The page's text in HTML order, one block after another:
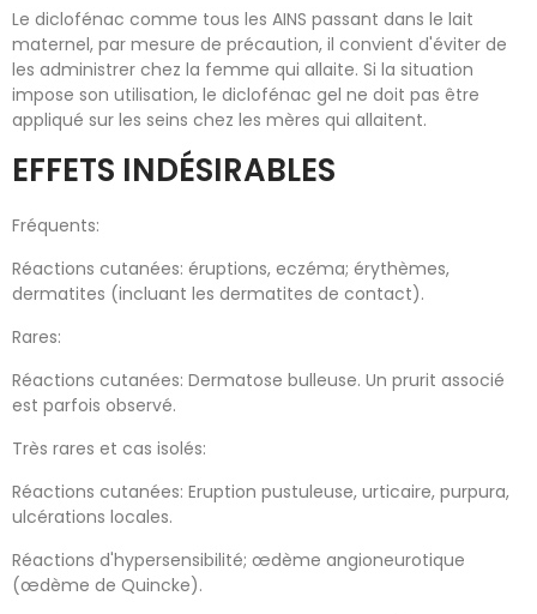
Le diclofénac comme tous les AINS passant dans le lait
maternel, par mesure de précaution, il convient d'éviter de
les administrer chez la femme qui allaite. Si la situation
impose son utilisation, le diclofénac gel ne doit pas être
appliqué sur les seins chez les mères qui allaitent.
EFFETS INDÉSIRABLES
Fréquents:
Réactions cutanées: éruptions, eczéma; érythèmes,
dermatites (incluant les dermatites de contact).
Rares:
Réactions cutanées: Dermatose bulleuse. Un prurit associé
est parfois observé.
Très rares et cas isolés:
Réactions cutanées: Eruption pustuleuse, urticaire, purpura,
ulcérations locales.
Réactions d'hypersensibilité; œdème angioneurotique
(œdème de Quincke).